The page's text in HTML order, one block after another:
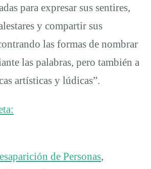
para expresar sus sentires,
y compartir sus
las formas de nombrar
las palabras, pero también a
artísticas y lúdicas”.
de Personas,